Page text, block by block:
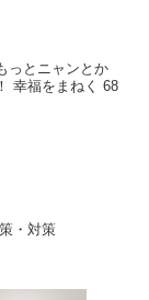
っとニャンとか
幸福をまねく 68
・対策